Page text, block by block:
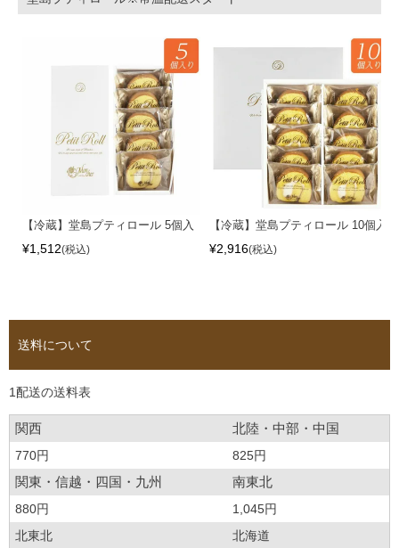
【冷蔵】堂島プティロール 5個入
¥1,512 税込
【冷蔵】堂島プティロール 10個入
¥2,916 税込
送料について
1配送の送料表
関西 北陸・中部・中国
770円 825円
関東・信越・四国・九州 南東北
880円
1,045円
北東北
北海道